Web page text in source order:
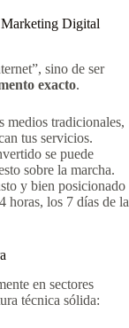
Digital
sino de ser
exacto.
medios tradicionales,
tus servicios.
se puede
sobre la marcha.
y bien posicionado
horas, los 7 días de la
en sectores
técnica sólida: